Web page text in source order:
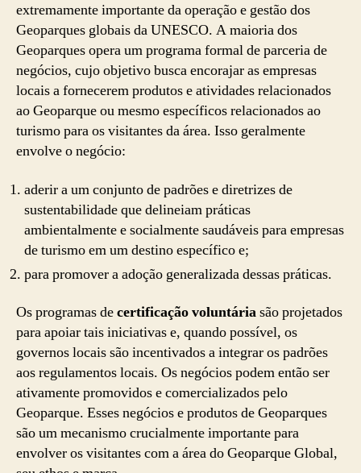
extremamente importante da operação e gestão dos
Geoparques globais da UNESCO. A maioria dos
Geoparques opera um programa formal de parceria de
negócios, cujo objetivo busca encorajar as empresas
locais a fornecerem produtos e atividades relacionados
ao Geoparque ou mesmo específicos relacionados ao
turismo para os visitantes da área. Isso geralmente
envolve o negócio:
aderir a um conjunto de padrões e diretrizes de
sustentabilidade que delineiam práticas
ambientalmente e socialmente saudáveis ​​para empresas
de turismo em um destino específico e;
para promover a adoção generalizada dessas práticas.
Os programas decertificação voluntáriasão projetados
para apoiar tais iniciativas e, quando possível, os
governos locais são incentivados a integrar os padrões
aos regulamentos locais. Os negócios podem então ser
ativamente promovidos e comercializados pelo
Geoparque. Esses negócios e produtos de Geoparques
são um mecanismo crucialmente importante para
envolver os visitantes com a área do Geoparque Global,